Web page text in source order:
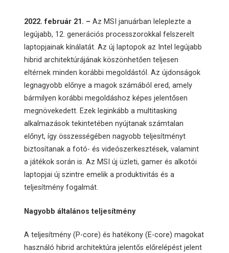
2022. február 21. – Az MSI januárban leleplezte a
legújabb, 12. generációs processzorokkal felszerelt
laptopjainak kínálatát. Az új laptopok az Intel legújabb
hibrid architektúrájának köszönhetően teljesen
eltérnek minden korábbi megoldástól. Az újdonságok
legnagyobb előnye a magok számából ered, amely
bármilyen korábbi megoldáshoz képes jelentősen
megnövekedett. Ezek leginkább a multitasking
alkalmazások tekintetében nyújtanak számtalan
előnyt, így összességében nagyobb teljesítményt
biztosítanak a fotó- és videószerkesztések, valamint
a játékok során is. Az MSI új üzleti, gamer és alkotói
laptopjai új szintre emelik a produktivitás és a
teljesítmény fogalmát.
Nagyobb általános teljesítmény
A teljesítmény (P-core) és hatékony (E-core) magokat
használó hibrid architektúra jelentős előrelépést jelent